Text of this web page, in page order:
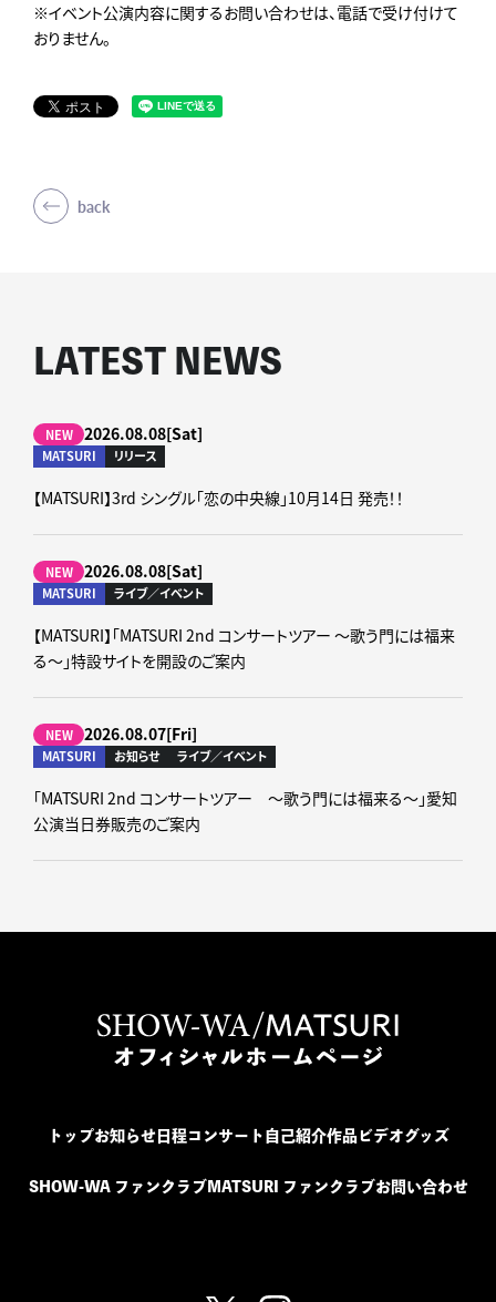
※イベント公演内容に関するお問い合わせは、電話で受け付けて
おりません。
back
LATEST NEWS
NEW 2026.08.08[Sat]
MATSURI リリース
【MATSURI】3rd シングル「恋の中央線」10月14日 発売！！
NEW 2026.08.08[Sat]
MATSURI ライブ／イベント
【MATSURI】「MATSURI 2nd コンサートツアー ～歌う門には福来
る～」特設サイトを開設のご案内
NEW 2026.08.07[Fri]
MATSURI お知らせ ライブ／イベント
「MATSURI 2nd コンサートツアー ～歌う門には福来る～」愛知
公演当日券販売のご案内
トップお知らせ日程コンサート 自己紹介作品ビデオグッズ
SHOW-WA ファンクラブ MATSURI ファンクラブ お問い合わせ